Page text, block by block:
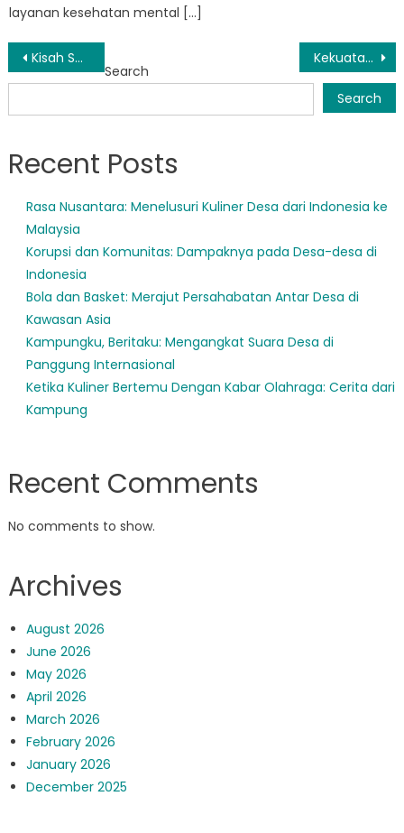
layanan kesehatan mental […]
Post
navigation
Kisah Sukses: Bagaimana BPNT Mengubah Kehidupan di Sumatera Barat Kekuatan Integrasi Data: Meningkatkan Kesejahteraan Sosial di Sumatera Barat
Search
Search
Recent Posts
Rasa Nusantara: Menelusuri Kuliner Desa dari Indonesia ke
Malaysia
Korupsi dan Komunitas: Dampaknya pada Desa-desa di
Indonesia
Bola dan Basket: Merajut Persahabatan Antar Desa di
Kawasan Asia
Kampungku, Beritaku: Mengangkat Suara Desa di
Panggung Internasional
Ketika Kuliner Bertemu Dengan Kabar Olahraga: Cerita dari
Kampung
Recent Comments
No comments to show.
Archives
August 2026
June 2026
May 2026
April 2026
March 2026
February 2026
January 2026
December 2025